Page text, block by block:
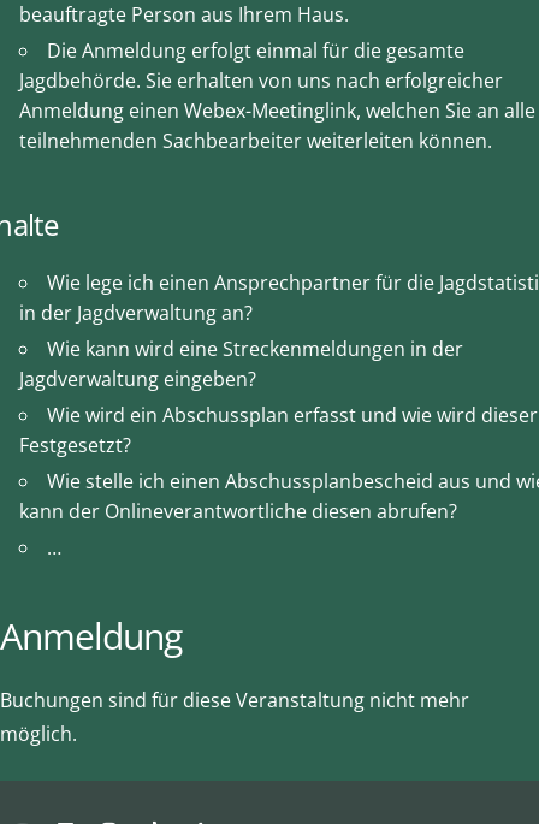
beauftragte Person aus Ihrem Haus.
Die Anmeldung erfolgt einmal für die gesamte
Jagdbehörde. Sie erhalten von uns nach erfolgreicher
Anmeldung einen Webex-Meetinglink, welchen Sie an alle
teilnehmenden Sachbearbeiter weiterleiten können.
Wie lege ich einen Ansprechpartner für die
in der Jagdverwaltung an?
Wie kann wird eine Streckenmeldungen in der
Jagdverwaltung eingeben?
Wie wird ein Abschussplan erfasst und wie wird dieser
Festgesetzt?
Wie stelle ich einen Abschussplanbescheid aus und
kann der Onlineverantwortliche diesen abrufen?
…
Anmeldung
Buchungen sind für diese Veranstaltung nicht mehr
möglich.